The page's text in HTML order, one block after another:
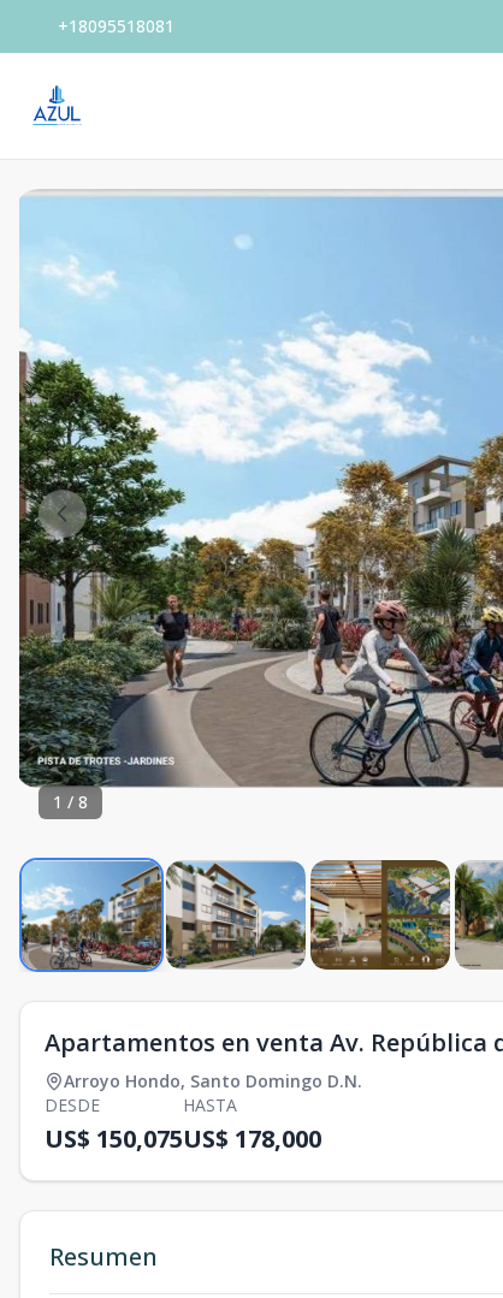
+18095518081
1 / 8
Apartamentos en venta Av. República
Arroyo Hondo, Santo Domingo D.N.
DESDE
US$ 150,075
HASTA
US$ 178,000
Resumen